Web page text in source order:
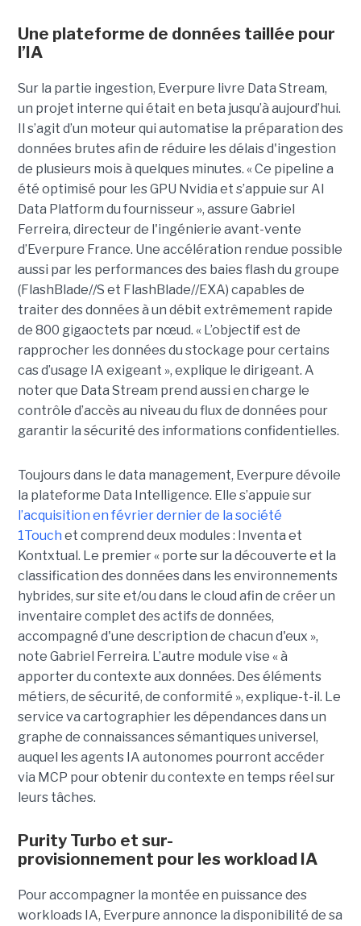
Une plateforme de données taillée pour
l’IA
Sur la partie ingestion, Everpure livre Data Stream,
un projet interne qui était en beta jusqu’à aujourd’hui.
Il s’agit d’un moteur qui automatise la préparation des
données brutes afin de réduire les délais d'ingestion
de plusieurs mois à quelques minutes. « Ce pipeline a
été optimisé pour les GPU Nvidia et s’appuie sur AI
Data Platform du fournisseur », assure Gabriel
Ferreira, directeur de l'ingénierie avant-vente
d’Everpure France. Une accélération rendue possible
aussi par les performances des baies flash du groupe
(FlashBlade//S et FlashBlade//EXA) capables de
traiter des données à un débit extrêmement rapide
de 800 gigaoctets par nœud. « L’objectif est de
rapprocher les données du stockage pour certains
cas d’usage IA exigeant », explique le dirigeant. A
noter que Data Stream prend aussi en charge le
contrôle d’accès au niveau du flux de données pour
garantir la sécurité des informations confidentielles.
Toujours dans le data management, Everpure dévoile
la plateforme Data Intelligence. Elle s’appuie sur
l’acquisition en février dernier de la société
1Touch et comprend deux modules : Inventa et
Kontxtual. Le premier « porte sur la découverte et la
classification des données dans les environnements
hybrides, sur site et/ou dans le cloud afin de créer un
inventaire complet des actifs de données,
accompagné d'une description de chacun d'eux »,
note Gabriel Ferreira. L’autre module vise « à
apporter du contexte aux données. Des éléments
métiers, de sécurité, de conformité », explique-t-il. Le
service va cartographier les dépendances dans un
graphe de connaissances sémantiques universel,
auquel les agents IA autonomes pourront accéder
via MCP pour obtenir du contexte en temps réel sur
leurs tâches.
Purity Turbo et sur-
provisionnement pour les workload IA
Pour accompagner la montée en puissance des
workloads IA, Everpure annonce la disponibilité de sa